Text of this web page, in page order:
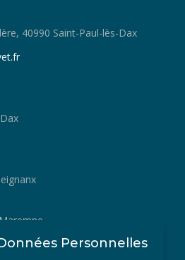
40990 Saint-Paul-lès-Dax
Personnelles